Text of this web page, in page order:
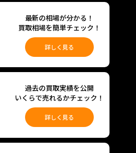
最新の相場が分かる！
買取相場を簡単チェック！
詳しく見る
過去の買取実績を公開
いくらで売れるかチェック！
詳しく見る